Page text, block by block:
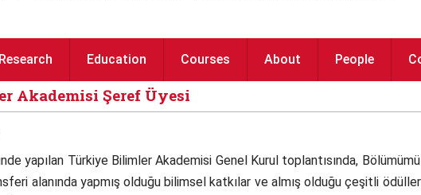
Research Education Courses About People
Akademisi Şeref Üyesi
yapılan Türkiye Bilimler Akademisi Genel Kurul toplantısında,
alanında yapmış olduğu bilimsel katkılar ve almış olduğu çeşitli